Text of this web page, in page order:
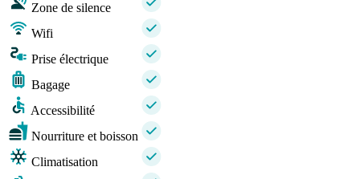
Zone de silence
Wifi
Prise électrique
Bagage
Accessibilité
Nourriture et boisson
Climatisation